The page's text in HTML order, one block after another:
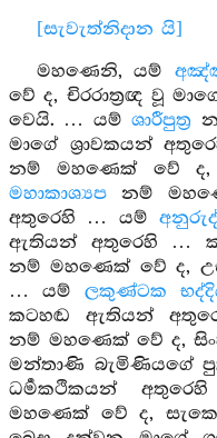
[සැවැත්නිදාන යි]
මහණෙනි, යම්
වේ ද, චිරරාත්‍රඥ වූ
වෙයි. … යම්ශාරීපුත්‍ර
මාගේ ශ්‍රාවකයන්
නම් මහණෙක් වේ
මහාකාශ්‍යප නම්
අතුරෙහි … යම්
ඇතියන් අතුරෙහි …
නම් මහණෙක් වේ ද,
… යම් ලකුණ්ටක
කටහඬ ඇතියන්
නම් මහණෙක් වේ ද,
මන්තාණි බැමිණියගේ
ධර්‍මකථිකයන්
මහණෙක් වේ ද,